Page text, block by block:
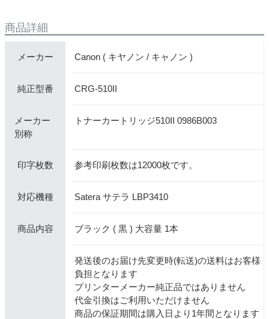
商品詳細
メーカー Canon ( キヤノン / キャノン )
純正型番 CRG-510II
メーカー
別称
トナーカートリッジ510II 0986B003
印字枚数 参考印刷枚数は12000枚です。
対応機種 Satera サテラ LBP3410
商品内容 ブラック ( 黒 ) 大容量 1本
発送後のお届け先変更時(転送)の送料はお客様
負担となります
プリンターメーカー純正品ではありません
代金引換はご利用いただけません
商品の保証期間は購入日より1年間となります